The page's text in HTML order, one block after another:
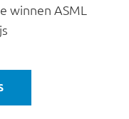
winnen ASML